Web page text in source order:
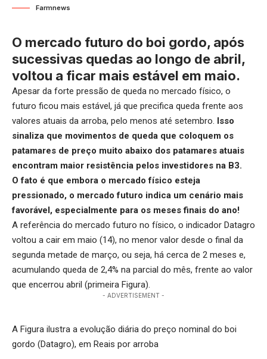
Farmnews
O mercado futuro do boi gordo, após
sucessivas quedas ao longo de abril,
voltou a ficar mais estável em maio.
Apesar da forte pressão de queda no mercado físico, o
futuro ficou mais estável, já que precifica queda frente aos
valores atuais da arroba, pelo menos até setembro. Isso
sinaliza que movimentos de queda que coloquem os
patamares de preço muito abaixo dos patamares atuais
encontram maior resistência pelos investidores na B3.
O fato é que embora o mercado físico esteja
pressionado, o mercado futuro indica um cenário mais
favorável, especialmente para os meses finais do ano!
A referência do mercado futuro no físico, o indicador Datagro
voltou a cair em maio (14), no menor valor desde o final da
segunda metade de março, ou seja, há cerca de 2 meses e,
acumulando queda de 2,4% na parcial do mês, frente ao valor
que encerrou abril (primeira Figura).
- ADVERTISEMENT -
A Figura ilustra a evolução diária do preço nominal do boi
gordo (Datagro), em Reais por arroba